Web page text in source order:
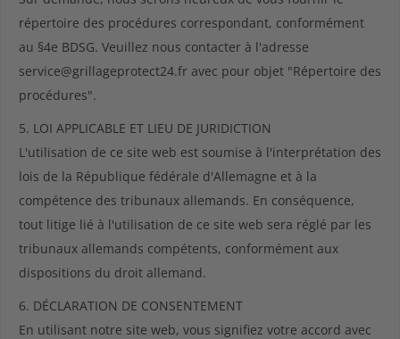
répertoire des procédures correspondant, conformément
au §4e BDSG. Veuillez nous contacter à l'adresse
service@grillageprotect24.fr avec pour objet "Répertoire des
procédures".
5. LOI APPLICABLE ET LIEU DE JURIDICTION
L'utilisation de ce site web est soumise à l'interprétation des
lois de la République fédérale d'Allemagne et à la
compétence des tribunaux allemands. En conséquence,
tout litige lié à l'utilisation de ce site web sera réglé par les
tribunaux allemands compétents, conformément aux
dispositions du droit allemand.
6. DÉCLARATION DE CONSENTEMENT
En utilisant notre site web, vous signifiez votre accord avec